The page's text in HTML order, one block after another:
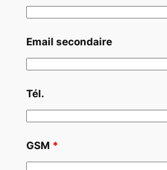
Email secondaire
Tél.
GSM *